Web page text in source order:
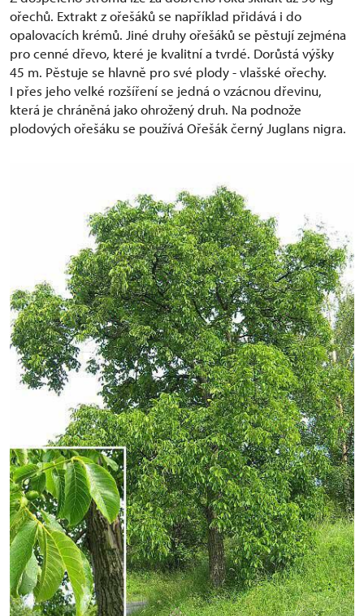
ořechů. Extrakt z ořešáků se například přidává i do
opalovacích krémů. Jiné druhy ořešáků se pěstují zejména
pro cenné dřevo, které je kvalitní a tvrdé. Dorůstá výšky
45 m. Pěstuje se hlavně pro své plody - vlašské ořechy.
I přes jeho velké rozšíření se jedná o vzácnou dřevinu,
která je chráněná jako ohrožený druh. Na podnože
plodových ořešáku se používá Ořešák černý Juglans nigra.